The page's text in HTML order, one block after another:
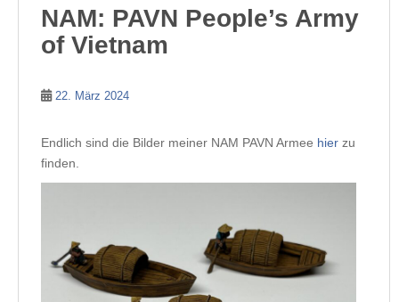
NAM: PAVN People’s Army
of Vietnam
22. März 2024
Endlich sind die Bilder meiner NAM PAVN Armee hier zu
finden.